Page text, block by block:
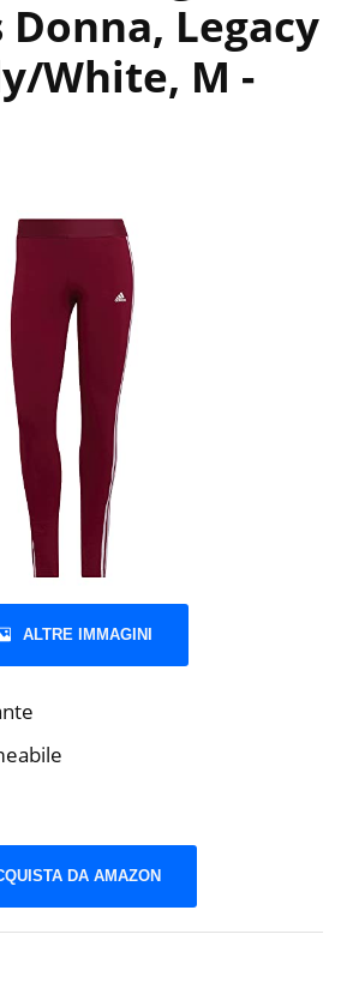
Donna, Legacy
White, M -
ALTRE IMMAGINI
DA AMAZON